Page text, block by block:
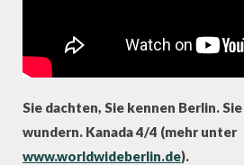
Sie dachten, Sie kennen Berlin.
wundern. Kanada 4/4 (mehr unter
www.worldwideberlin.de).